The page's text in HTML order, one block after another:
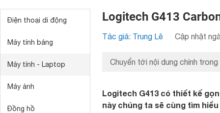
Điện thoại di động
Máy tính bảng
Máy tính - Laptop
Máy ảnh
Đồng hồ
Logitech G413
Tác giả: Trung Lê Cập nhật
Chuyển tới nội dung chính trong
Logitech G413 có thiết kế
này chúng ta sẽ cùng tìm